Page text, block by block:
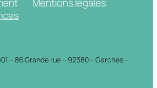
– 86 Grande rue – 92380 – Garches –